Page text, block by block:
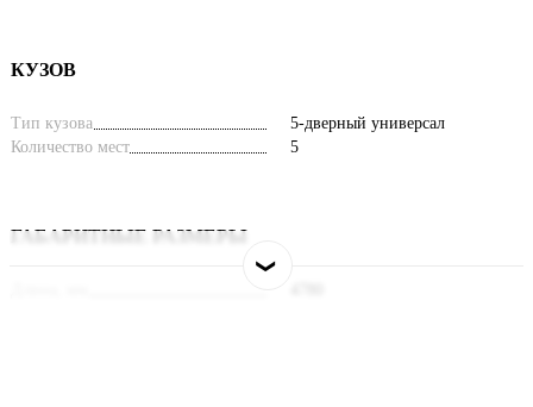
КУЗОВ
Тип кузова
5-дверный универсал
Количество мест
5
ГАБАРИТНЫЕ РАЗМЕРЫ